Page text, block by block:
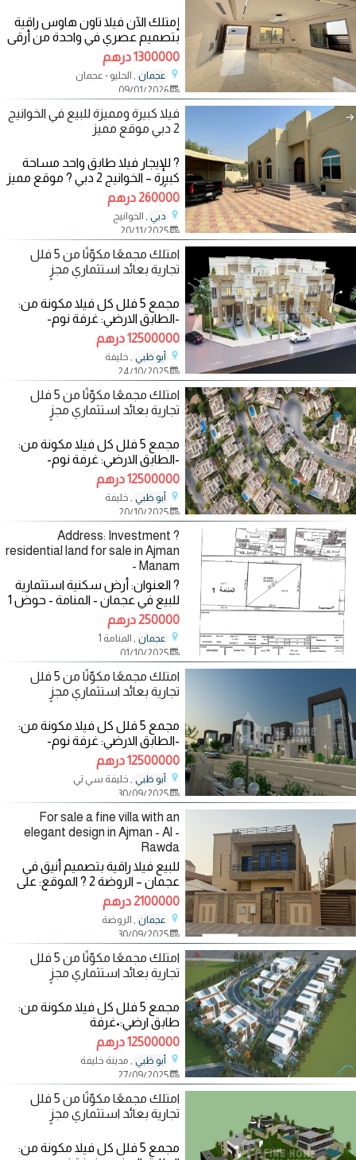
إمتلك الآن فيلا تاون هاوس راقية
بتصميم عصري في واحدة من أرقى
مناطق عجمان الحليو، مع
تشطيبات
1300000 درهم
عجمان , الحليو - عجمان
09/01/2026
فيلا كبيرة ومميزة للبيع في الخوانيج
2 دبي موقع مميز
? للإيجار فيلا طابق واحد مساحة
كبيرة – الخوانيج 2 دبي ? موقع مميز
جداً على الدوار مباشرة ومقابل
260000 درهم
دبي , الخوانيج
20/11/2025
امتلك مجمعًا مكوّنًا من 5 فلل
تجارية بعائد استثماري مجزٍ
مجمع 5 فلل كل فيلا مكونة من:
-الطابق الارضي: غرفة نوم-
مجلسين-صالة طعام-صالة
جلوس-مطبخ-حمامين -الطابق
12500000 درهم
أبو ظبي , خليفة
24/10/2025
امتلك مجمعًا مكوّنًا من 5 فلل
تجارية بعائد استثماري مجزٍ
مجمع 5 فلل كل فيلا مكونة من:
-الطابق الارضي: غرفة نوم-
مجلسين-صالة طعام-صالة
جلوس-مطبخ-حمامين -الطابق
12500000 درهم
أبو ظبي , خليفة
20/10/2025
? Address: Investment
residential land for sale in Ajman
- Manam
? العنوان: أرض سكنية استثمارية
للبيع في عجمان - المنامة - حوض 1
فرصة استثمارية استثنائية بسعر
مغري
250000 درهم
عجمان , المنامة 1
01/10/2025
امتلك مجمعًا مكوّنًا من 5 فلل
تجارية بعائد استثماري مجزٍ
مجمع 5 فلل كل فيلا مكونة من:
-الطابق الارضي: غرفة نوم-
مجلسين-صالة طعام-صالة
جلوس-مطبخ-حمامين -الطابق
12500000 درهم
أبو ظبي , خليفة سي تي
30/09/2025
For sale a fine villa with an
elegant design in Ajman - Al -
Rawda
للبيع فيلا راقية بتصميم أنيق في
عجمان – الروضة 2 ? الموقع: على
شارع التلة – تصريح سكني أو تجاري
?
2100000 درهم
عجمان , الروضة
30/09/2025
امتلك مجمعًا مكوّنًا من 5 فلل
تجارية بعائد استثماري مجزٍ
مجمع 5 فلل كل فيلا مكونة من:
طابق ارضي:•غرفة
نوم•مجلسين•صالة طعام•صالة
جلوس•مطبخ•حمامين طابق
12500000 درهم
أبو ظبي , مدينة خليفة
27/09/2025
امتلك مجمعًا مكوّنًا من 5 فلل
تجارية بعائد استثماري مجزٍ
مجمع 5 فلل كل فيلا مكونة من: